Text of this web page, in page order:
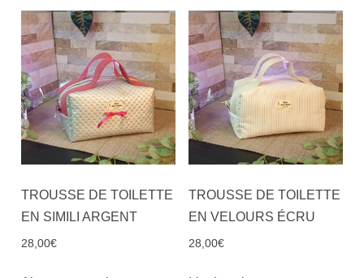
TROUSSE DE TOILETTE
EN SIMILI ARGENT
28,00€
TROUSSE DE TOILETTE
EN VELOURS ÉCRU
28,00€